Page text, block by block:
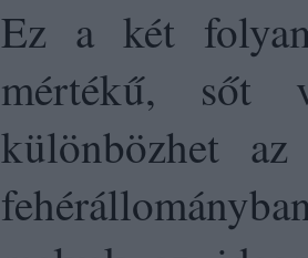
Ez a két
mértékű, sőt
különbözhet